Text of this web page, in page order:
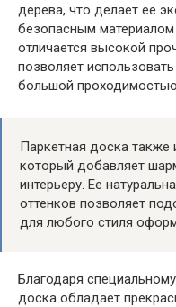
дерева, что делает ее
безопасным
отличается высокой
позволяет
большой
Паркетная доска также
который добавляет
интерьеру. Ее
оттенков позволяет
для любого стиля
Благодаря
доска обладает